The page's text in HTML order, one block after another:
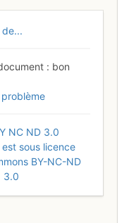
bon
NC ND 3.0
sous licence
BY-NC-ND
3.0